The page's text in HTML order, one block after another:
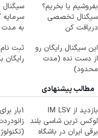
بفروشیم یا بخریم؟
سیگنال تخصصی
دریافت کن
سیگنال
سرمایه
به
این سیگنال رایگان رو
از دست نده (مدت
محدود)
ثبت
رایگان
مطالب پیشنهادی
بازدید از IM LS7
لوکس ترین شاسی بلند
برقی ایران در باشگاه
1بار